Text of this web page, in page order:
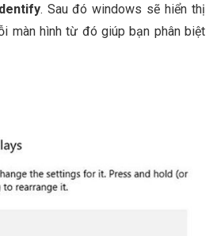
. Sau đó windows sẽ hiển thị
màn hình từ đó giúp bạn phân biệt